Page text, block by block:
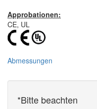
Approbationen:
CE, UL
Abmessungen
*Bitte beachten